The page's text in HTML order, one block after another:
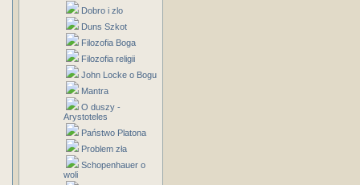
Dobro i zlo
Duns Szkot
Filozofia Boga
Filozofia religii
John Locke o Bogu
Mantra
O duszy -
Arystoteles
Państwo Platona
Problem zła
Schopenhauer o
woli